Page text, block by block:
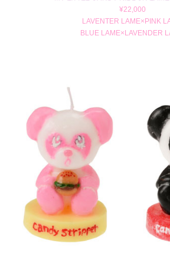
¥22,000
LAVENTER LAME×PINK
BLUE LAME×LAVENDER